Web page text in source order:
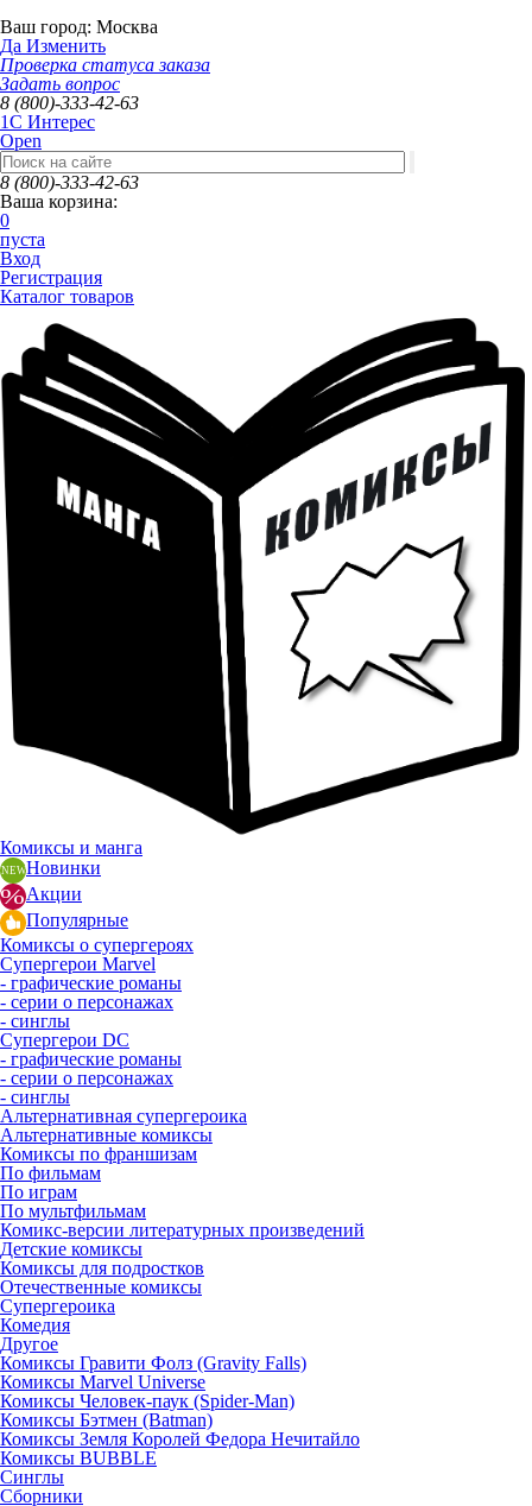
Ваш город: Москва
Да Изменить
Проверка статуса заказа
Задать вопрос
8 (800)-333-42-63
1C Интерес
Open
8 (800)-333-42-63
Ваша корзина:
0
пуста
Вход
Регистрация
Каталог товаров
Комиксы и манга
Новинки
Акции
Популярные
Комиксы о супергероях
Супергерои Marvel
- графические романы
- серии о персонажах
- синглы
Супергерои DC
- графические романы
- серии о персонажах
- синглы
Альтернативная супергероика
Альтернативные комиксы
Комиксы по франшизам
По фильмам
По играм
По мультфильмам
Комикс-версии литературных произведений
Детские комиксы
Комиксы для подростков
Отечественные комиксы
Супергероика
Комедия
Другое
Комиксы Гравити Фолз (Gravity Falls)
Комиксы Marvel Universe
Комиксы Человек-паук (Spider-Man)
Комиксы Бэтмен (Batman)
Комиксы Земля Королей Федора Нечитайло
Комиксы BUBBLE
Синглы
Сборники